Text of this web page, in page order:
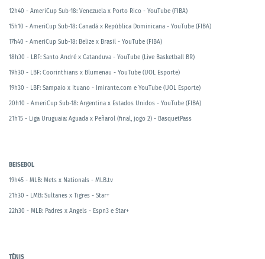
12h40 - AmeriCup Sub-18: Venezuela x Porto Rico - YouTube (FIBA)
15h10 - AmeriCup Sub-18: Canadá x República Dominicana - YouTube (FIBA)
17h40 - AmeriCup Sub-18: Belize x Brasil - YouTube (FIBA)
18h30 - LBF: Santo André x Catanduva - YouTube (Live Basketball BR)
19h30 - LBF: Coorinthians x Blumenau - YouTube (UOL Esporte)
19h30 - LBF: Sampaio x Ituano - Imirante.com e YouTube (UOL Esporte)
20h10 - AmeriCup Sub-18: Argentina x Estados Unidos - YouTube (FIBA)
21h15 - Liga Uruguaia: Aguada x Peñarol (final, jogo 2) - BasquetPass
BEISEBOL
19h45 - MLB: Mets x Nationals - MLB.tv
21h30 - LMB: Sultanes x Tigres - Star+
22h30 - MLB: Padres x Angels - Espn3 e Star+
TÊNIS